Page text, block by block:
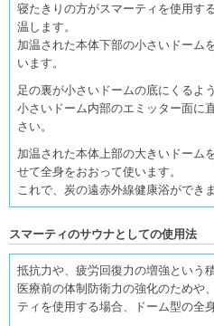
寝たきりの方がスマーティを使用す
温します。
加温された本体下部の小さいドーム
います。
足の裏が小さいドームの底にくるよ
小さいドーム内部のエミッター面に
さい。
加温された本体上部の大きいドーム
せて全身をおおって使います。
これで、炭の遠赤外線健康浴ができま
スマーティのサウナとしての使用法
抵抗力や、疲労回復力の増強という
医療前の体制防衛力の強化のためや
ティを使用する場合、ドーム型の全